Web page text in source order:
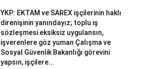
YKP: EKTAM ve SAREX işçilerinin haklı
direnişinin yanındayız; toplu iş
sözleşmesi eksiksiz uygulansın,
işverenlere göz yuman Çalışma ve
Sosyal Güvenlik Bakanlığı görevini
yapsın, işçilere...